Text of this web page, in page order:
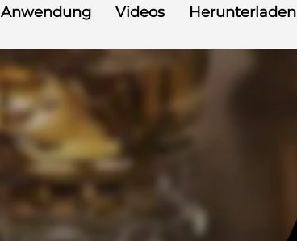
Anwendung Videos Herunterladen